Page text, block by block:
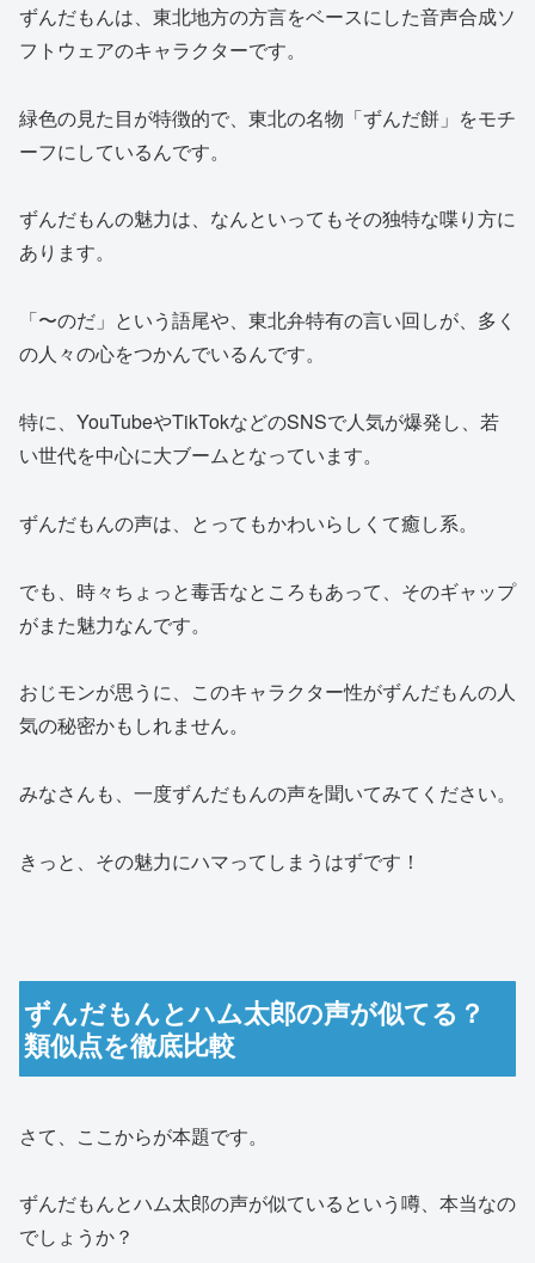
ずんだもんは、東北地方の方言をベースにした音声合成ソ
フトウェアのキャラクターです。
緑色の見た目が特徴的で、東北の名物「ずんだ餅」をモチ
ーフにしているんです。
ずんだもんの魅力は、なんといってもその独特な喋り方に
あります。
「〜のだ」という語尾や、東北弁特有の言い回しが、多く
の人々の心をつかんでいるんです。
特に、YouTubeやTikTokなどのSNSで人気が爆発し、若
い世代を中心に大ブームとなっています。
ずんだもんの声は、とってもかわいらしくて癒し系。
でも、時々ちょっと毒舌なところもあって、そのギャップ
がまた魅力なんです。
おじモンが思うに、このキャラクター性がずんだもんの人
気の秘密かもしれません。
みなさんも、一度ずんだもんの声を聞いてみてください。
きっと、その魅力にハマってしまうはずです！
ずんだもんとハム太郎の声が似てる？
類似点を徹底比較
さて、ここからが本題です。
ずんだもんとハム太郎の声が似ているという噂、本当なの
でしょうか？